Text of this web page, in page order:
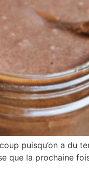
puisqu’on a du
que la prochaine